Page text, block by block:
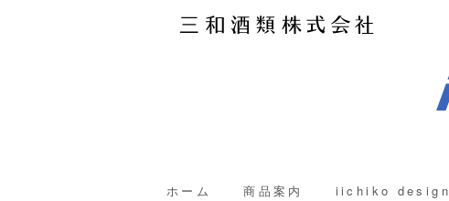
ホーム 商品案内 iichiko design